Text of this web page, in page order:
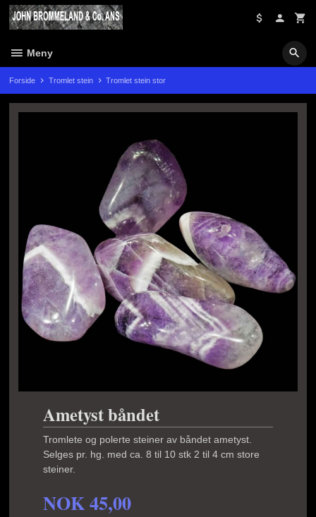
Gå
Meny
Forside Tromlet stein Tromlet stein stor
Ametyst båndet
Tromlete og polerte steiner av båndet ametyst.
Selges pr. hg. med ca. 8 til 10 stk 2 til 4 cm store
steiner.
NOK45,00